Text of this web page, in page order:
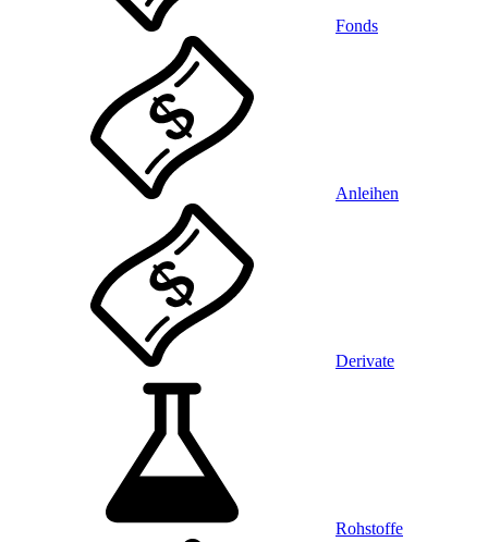
Fonds
Anleihen
Derivate
Rohstoffe